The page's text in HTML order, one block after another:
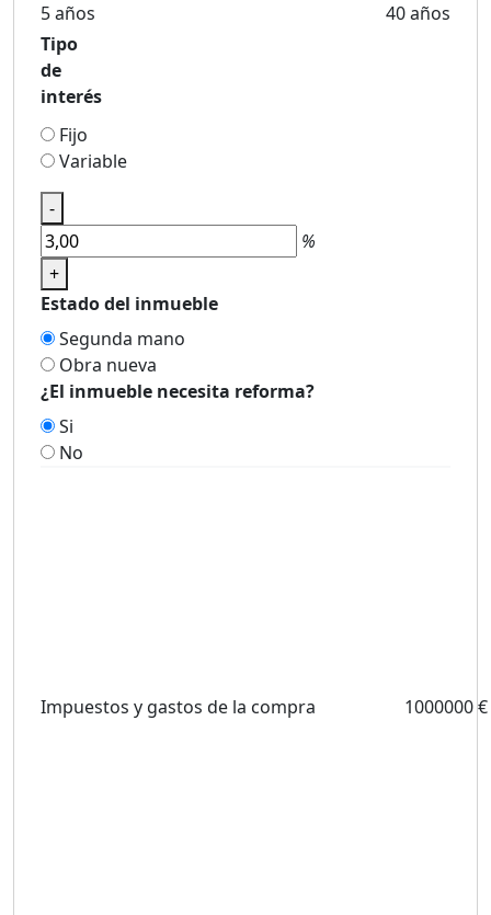
5 años
40 años
Tipo
de
interés
Fijo
Variable
-
%
+
Estado del inmueble
Segunda mano
Obra nueva
¿El inmueble necesita reforma?
Si
No
Impuestos y gastos de la compra 1000000 €